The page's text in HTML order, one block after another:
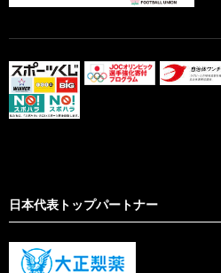
日本代表トップパートナー